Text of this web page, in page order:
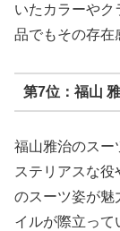
いたカラーやク
品でもその存在
第7位：福山
福山雅治のスー
ステリアスな役
のスーツ姿が魅
イルが際立って